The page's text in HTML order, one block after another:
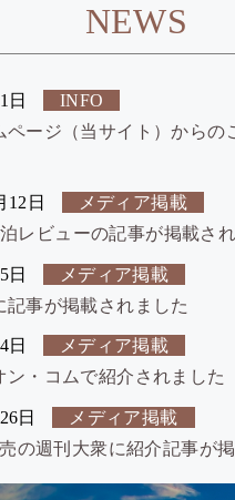
NEWS
日
INFO
ページ（当サイト）からの
12日
メディア掲載
レビューの記事が掲載さ
日
メディア掲載
記事が掲載されました
日
メディア掲載
ン・コムで紹介されました
日
メディア掲載
の週刊大衆に紹介記事が